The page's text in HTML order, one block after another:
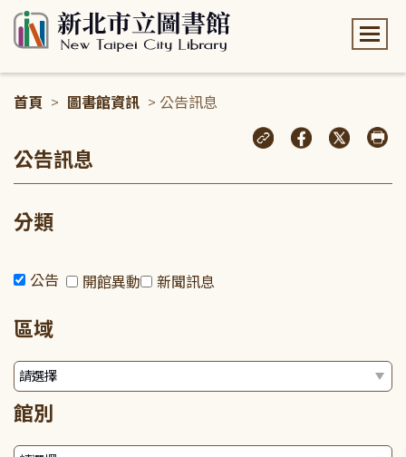
首頁 > 圖書館資訊 > 公告訊息
公告訊息
分類
公告 開館異動 新聞訊息
區域
館別